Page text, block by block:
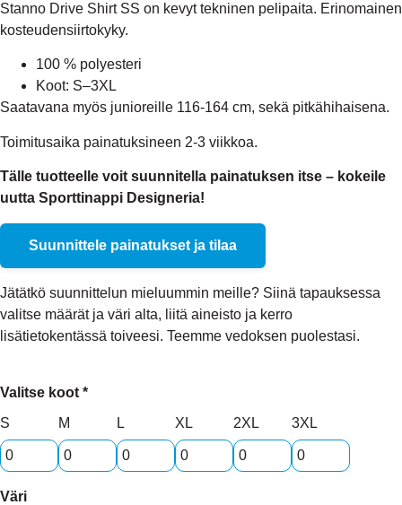
Stanno Drive Shirt SS on kevyt tekninen pelipaita. Erinomainen
kosteudensiirtokyky.
100 % polyesteri
Koot: S–3XL
Saatavana myös junioreille 116-164 cm, sekä pitkähihaisena.
Toimitusaika painatuksineen 2-3 viikkoa.
Tälle tuotteelle voit suunnitella painatuksen itse – kokeile
uutta Sporttinappi Designeria!
Suunnittele painatukset ja tilaa
Jätätkö suunnittelun mieluummin meille? Siinä tapauksessa
valitse määrät ja väri alta, liitä aineisto ja kerro
lisätietokentässä toiveesi. Teemme vedoksen puolestasi.
Valitse koot *
S M L XL 2XL 3XL
Väri